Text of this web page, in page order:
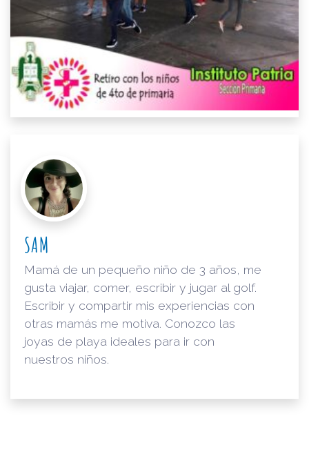
SAM
Mamá de un pequeño niño de 3 años, me
gusta viajar, comer, escribir y jugar al golf.
Escribir y compartir mis experiencias con
otras mamás me motiva. Conozco las
joyas de playa ideales para ir con
nuestros niños.